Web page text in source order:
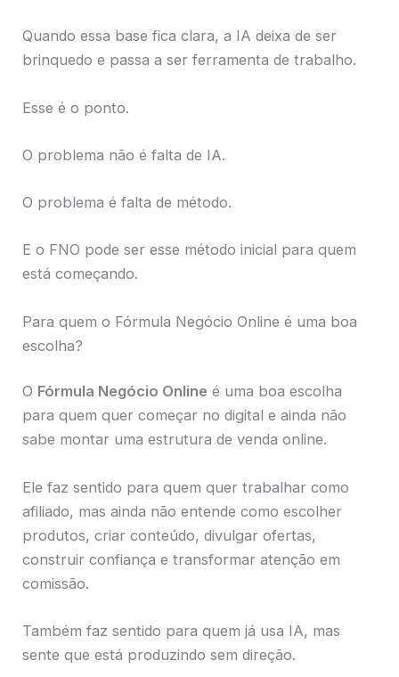
Quando essa base fica clara, a IA deixa de ser
brinquedo e passa a ser ferramenta de trabalho.
Esse é o ponto.
O problema não é falta de IA.
O problema é falta de método.
E o FNO pode ser esse método inicial para quem
está começando.
Para quem o Fórmula Negócio Online é uma boa
escolha?
O Fórmula Negócio Online é uma boa escolha
para quem quer começar no digital e ainda não
sabe montar uma estrutura de venda online.
Ele faz sentido para quem quer trabalhar como
afiliado, mas ainda não entende como escolher
produtos, criar conteúdo, divulgar ofertas,
construir confiança e transformar atenção em
comissão.
Também faz sentido para quem já usa IA, mas
sente que está produzindo sem direção.